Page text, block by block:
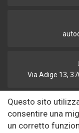
Via Adige 13,
Questo sito
consentire una
un corretto